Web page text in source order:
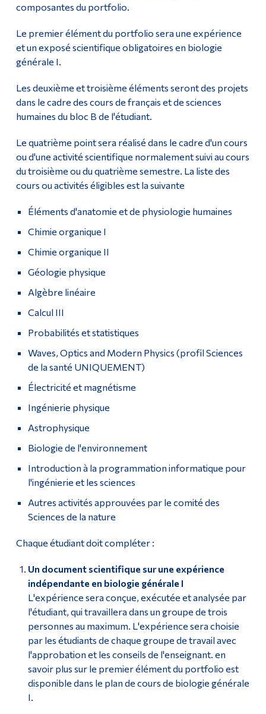
composantes du portfolio.
Le premier élément du portfolio sera une expérience
et un exposé scientifique obligatoires en biologie
générale I.
Les deuxième et troisième éléments seront des projets
dans le cadre des cours de français et de sciences
humaines du bloc B de l'étudiant.
Le quatrième point sera réalisé dans le cadre d'un cours
ou d'une activité scientifique normalement suivi au cours
du troisième ou du quatrième semestre. La liste des
cours ou activités éligibles est la suivante
Éléments d'anatomie et de physiologie humaines
Chimie organique I
Chimie organique II
Géologie physique
Algèbre linéaire
Calcul III
Probabilités et statistiques
Waves, Optics and Modern Physics (profil Sciences
de la santé UNIQUEMENT)
Électricité et magnétisme
Ingénierie physique
Astrophysique
Biologie de l'environnement
Introduction à la programmation informatique pour
l'ingénierie et les sciences
Autres activités approuvées par le comité des
Sciences de la nature
Chaque étudiant doit compléter :
Un document scientifique sur une expérience
indépendante en biologie générale I
L'expérience sera conçue, exécutée et analysée par
l'étudiant, qui travaillera dans un groupe de trois
personnes au maximum. L'expérience sera choisie
par les étudiants de chaque groupe de travail avec
l'approbation et les conseils de l'enseignant. en
savoir plus sur le premier élément du portfolio est
disponible dans le plan de cours de biologie générale
I.